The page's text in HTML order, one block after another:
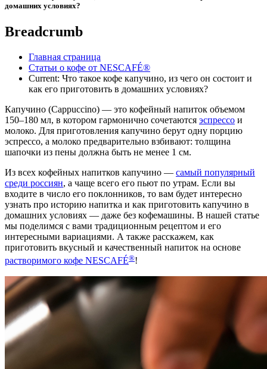
домашних условиях?
Breadcrumb
Главная страница
Статьи о кофе от NESCAFÉ®
Current: Что такое кофе капучино, из чего он состоит и
как его приготовить в домашних условиях?
Капучино (Cappuccino) — это кофейный напиток объемом
150–180 мл, в котором гармонично сочетаются эспрессо и
молоко. Для приготовления капучино берут одну порцию
эспрессо, а молоко предварительно взбивают: толщина
шапочки из пены должна быть не менее 1 см.
Из всех кофейных напитков капучино — самый популярный
среди россиян, а чаще всего его пьют по утрам. Если вы
входите в число его поклонников, то вам будет интересно
узнать про историю напитка и как приготовить капучино в
домашних условиях — даже без кофемашины. В нашей статье
мы поделимся с вами традиционным рецептом и его
интересными вариациями. А также расскажем, как
приготовить вкусный и качественный напиток на основе
растворимого кофе NESCAFÉ®!